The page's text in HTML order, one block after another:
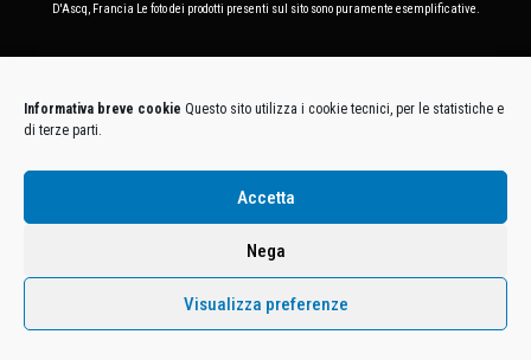
Informativa breve cookie Questo sito utilizza i cookie tecnici, per le statistiche e
di terze parti.
Accetta
Nega
Visualizza preferenze
D'Ascq, Francia Le foto dei prodotti presenti sul sito sono puramente esemplificative.